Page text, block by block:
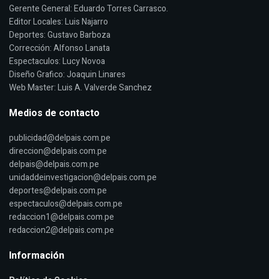
Gerente General: Eduardo Torres Carrasco.
Editor Locales: Luis Najarro
Deportes: Gustavo Barboza
Corrección: Alfonso Lanata
Espectaculos: Lucy Novoa
Diseño Grafico: Joaquin Linares
Web Master: Luis A. Valverde Sanchez
Medios de contacto
publicidad@delpais.com.pe
direccion@delpais.com.pe
delpais@delpais.com.pe
unidaddeinvestigacion@delpais.com.pe
deportes@delpais.com.pe
espectaculos@delpais.com.pe
redaccion1@delpais.com.pe
redaccion2@delpais.com.pe
Información